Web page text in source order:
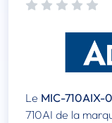
Le MIC-710AIX-
710AI de la